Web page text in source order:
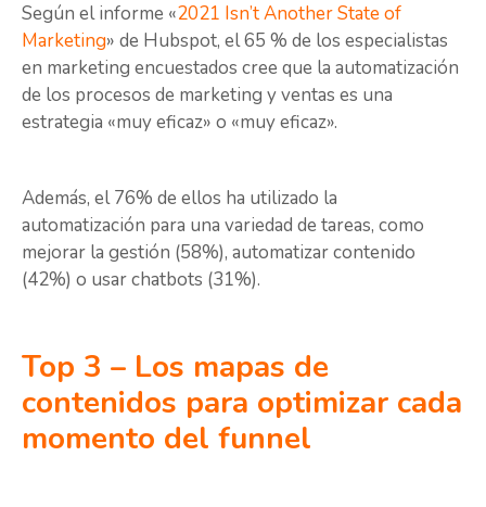
Según el informe «2021 Isn’t Another State of
Marketing» de Hubspot, el 65 % de los especialistas
en marketing encuestados cree que la automatización
de los procesos de marketing y ventas es una
estrategia «muy eficaz» o «muy eficaz».
Además, el 76% de ellos ha utilizado la
automatización para una variedad de tareas, como
mejorar la gestión (58%), automatizar contenido
(42%) o usar chatbots (31%).
Top 3 – Los mapas de
contenidos para optimizar cada
momento del funnel